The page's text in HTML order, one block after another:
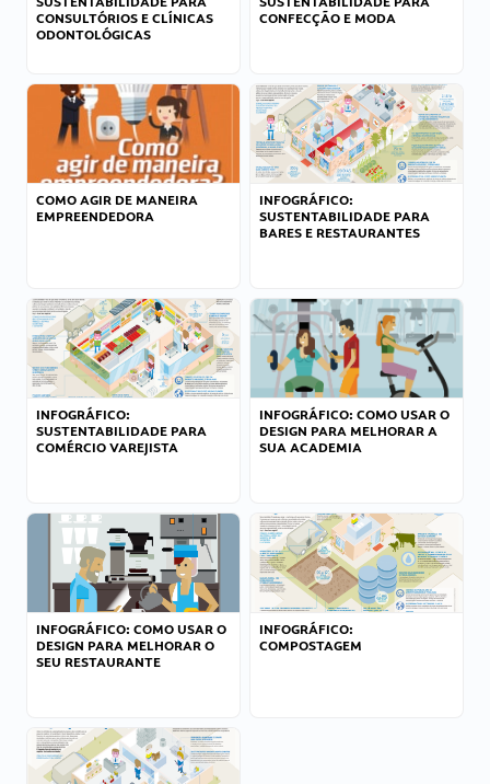
CONSULTÓRIOS E CLÍNICAS
ODONTOLÓGICAS
CONFECÇÃO E MODA
COMO AGIR DE MANEIRA
EMPREENDEDORA
INFOGRÁFICO:
SUSTENTABILIDADE PARA
BARES E RESTAURANTES
INFOGRÁFICO:
SUSTENTABILIDADE PARA
COMÉRCIO VAREJISTA
INFOGRÁFICO: COMO USAR O
DESIGN PARA MELHORAR A
SUA ACADEMIA
INFOGRÁFICO: COMO USAR O
DESIGN PARA MELHORAR O
SEU RESTAURANTE
INFOGRÁFICO:
COMPOSTAGEM